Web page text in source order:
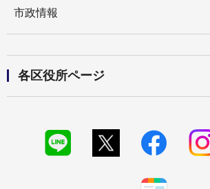
市政情報
各区役所ページ